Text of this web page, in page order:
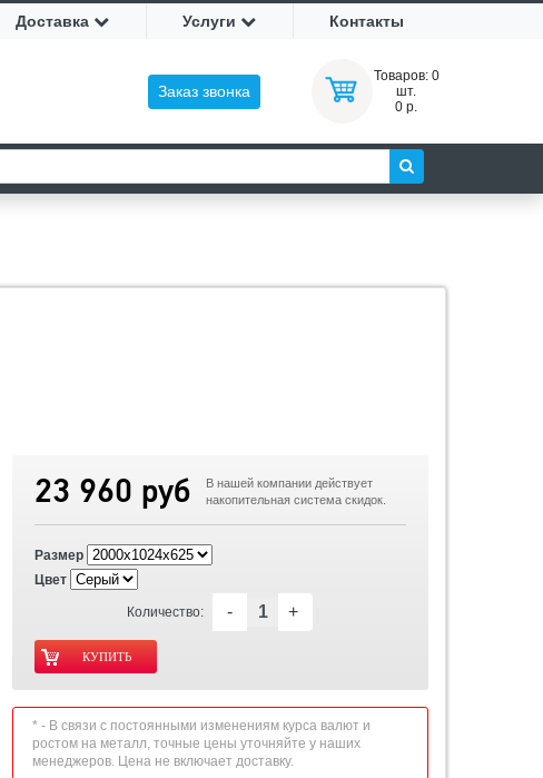
Доставка Услуги Контакты
Заказ звонка
Товаров: 0
шт.
0 р.
23 960 руб
В нашей компании действует
накопительная система скидок.
Размер
Цвет
Количество: - +
* - В связи с постоянными изменениям курса валют и
ростом на металл, точные цены уточняйте у наших
менеджеров. Цена не включает доставку.